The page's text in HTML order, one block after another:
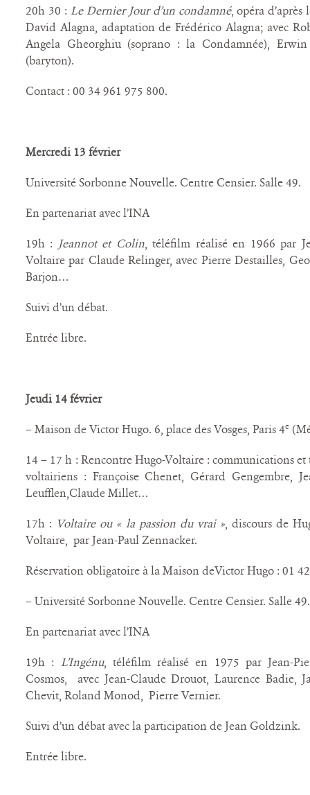
20h 30 : Le Dernier Jour d’un condamné, opéra
David Alagna, adaptation de Frédérico Alagna; avec
Angela Gheorghiu (soprano : la Condamnée), Erwin
(baryton).
Contact : 00 34 961 975 800.
Mercredi 13 février
Université Sorbonne Nouvelle. Centre Censier. Salle 49.
En partenariat avec l’INA
19h : Jeannot et Colin, téléfilm réalisé en 1966 par
Voltaire par Claude Relinger, avec Pierre Destailles,
Barjon…
Suivi d’un débat.
Entrée libre.
Jeudi 14 février
– Maison de Victor Hugo. 6, place des Vosges, Paris 4e
14 – 17 h : Rencontre Hugo-Voltaire : communications
voltairiens : Françoise Chenet, Gérard Gengembre,
Leufflen,Claude Millet…
17h : Voltaire ou « la passion du vrai », discours de
Voltaire, par Jean-Paul Zennacker.
Réservation obligatoire à la Maison deVictor Hugo : 01
– Université Sorbonne Nouvelle. Centre Censier. Salle 49.
En partenariat avec l’INA
19h : L’Ingénu, téléfilm réalisé en 1975 par Jean-
Cosmos, avec Jean-Claude Drouot, Laurence Badie,
Chevit, Roland Monod, Pierre Vernier.
Suivi d’un débat avec la participation de Jean Goldzink.
Entrée libre.